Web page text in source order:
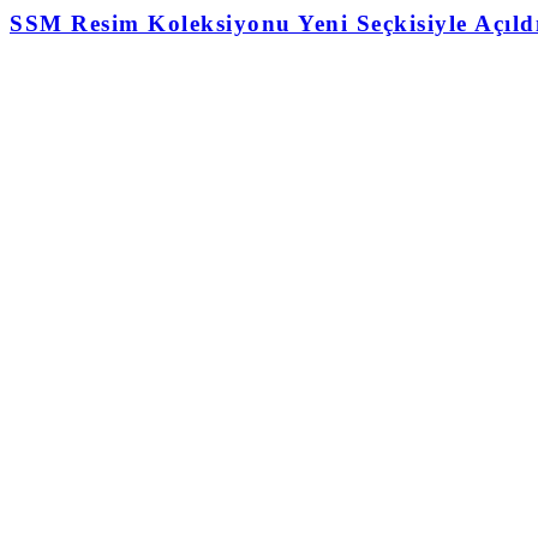
SSM Resim Koleksiyonu Yeni Seçkisiyle